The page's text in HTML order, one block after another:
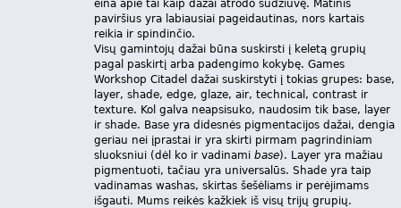
eina apie tai kaip dažai atrodo sudžiūvę. Matinis
paviršius yra labiausiai pageidautinas, nors kartais
reikia ir spindinčio.
Visų gamintojų dažai būna suskirsti į keletą grupių
pagal paskirtį arba padengimo kokybę. Games
Workshop Citadel dažai suskirstyti į tokias grupes: base,
layer, shade, edge, glaze, air, technical, contrast ir
texture. Kol galva neapsisuko, naudosim tik base, layer
ir shade. Base yra didesnės pigmentacijos dažai, dengia
geriau nei įprastai ir yra skirti pirmam pagrindiniam
sluoksniui (dėl ko ir vadinami base). Layer yra mažiau
pigmentuoti, tačiau yra universalūs. Shade yra taip
vadinamas washas, skirtas šešėliams ir perėjimams
išgauti. Mums reikės kažkiek iš visų trijų grupių.